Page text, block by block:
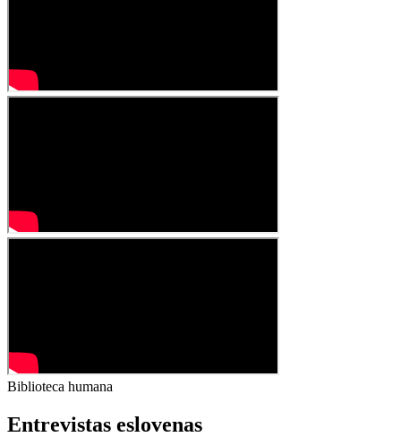
Biblioteca humana
Entrevistas eslovenas